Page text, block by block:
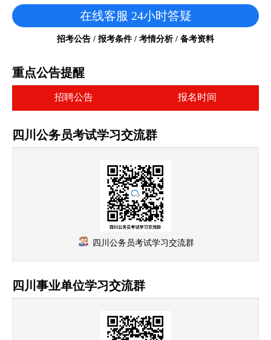
在线客服 24小时答疑
招考公告 / 报考条件 / 考情分析 / 备考资料
重点公告提醒
招聘公告 报名时间
四川公务员考试学习交流群
四川公务员考试学习交流群
四川事业单位学习交流群